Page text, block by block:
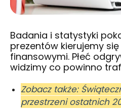
Badania i statystyki
prezentów kierujemy
finansowymi. Płeć
widzimy co powinno
Zobacz także:
przestrzeni ostatnich